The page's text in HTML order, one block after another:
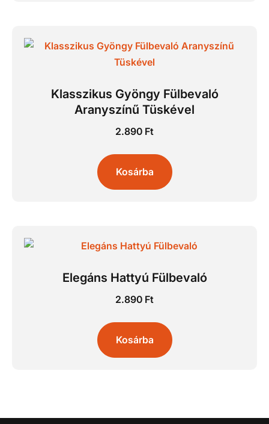
Klasszikus Gyöngy Fülbevaló
Aranyszínű Tüskével
2.890 Ft
Kosárba
Elegáns Hattyú Fülbevaló
2.890 Ft
Kosárba